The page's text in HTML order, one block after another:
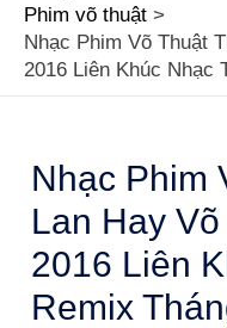
Phim võ thuật
Nhạc Phim Võ Thuật
2016 Liên Khúc Nhạc
Nhạc Phim
Lan Hay
2016 Liên
Remix